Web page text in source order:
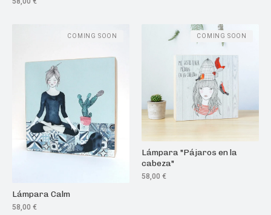
Lámpara Calm
58,00 €
COMING SOON
Lámpara "Pájaros en la
cabeza"
58,00 €
COMING SOON